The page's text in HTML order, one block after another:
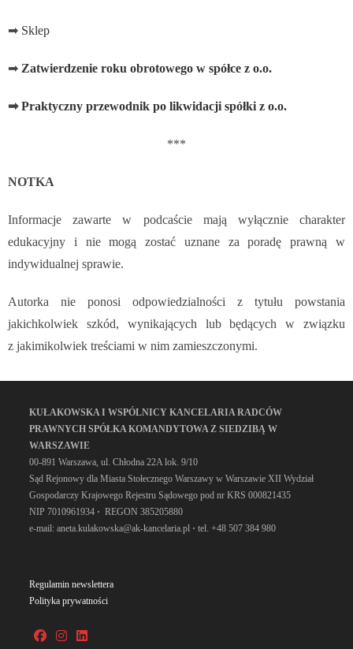
➡ Sklep
➡ Zatwierdzenie roku obrotowego w spółce z o.o.
➡Praktyczny przewodnik po likwidacji spółki z o.o.
***
NOTKA
Informacje zawarte w podcaście mają wyłącznie charakter
edukacyjny i nie mogą zostać uznane za poradę prawną w
indywidualnej sprawie.
Autorka nie ponosi odpowiedzialności z tytułu powstania
jakichkolwiek szkód, wynikających lub będących w związku
z jakimikolwiek treściami w nim zamieszczonymi.
KUŁAKOWSKA I WSPÓLNICY KANCELARIA RADCÓW
PRAWNYCH SPÓŁKA KOMANDYTOWA Z SIEDZIBĄ W
WARSZAWIE
00-891 Warszawa, ul. Chłodna 22A lok. 9/10
Sąd Rejonowy dla Miasta Stołecznego Warszawy w Warszawie XII Wydział
Gospodarczy Krajowego Rejestru Sądowego pod nr KRS 000821435
NIP 7010961934 · REGON 385205880
e-mail: aneta.kulakowska@ak-kancelaria.pl · tel. +48 507 384 980
Regulamin newslettera
Polityka prywatności